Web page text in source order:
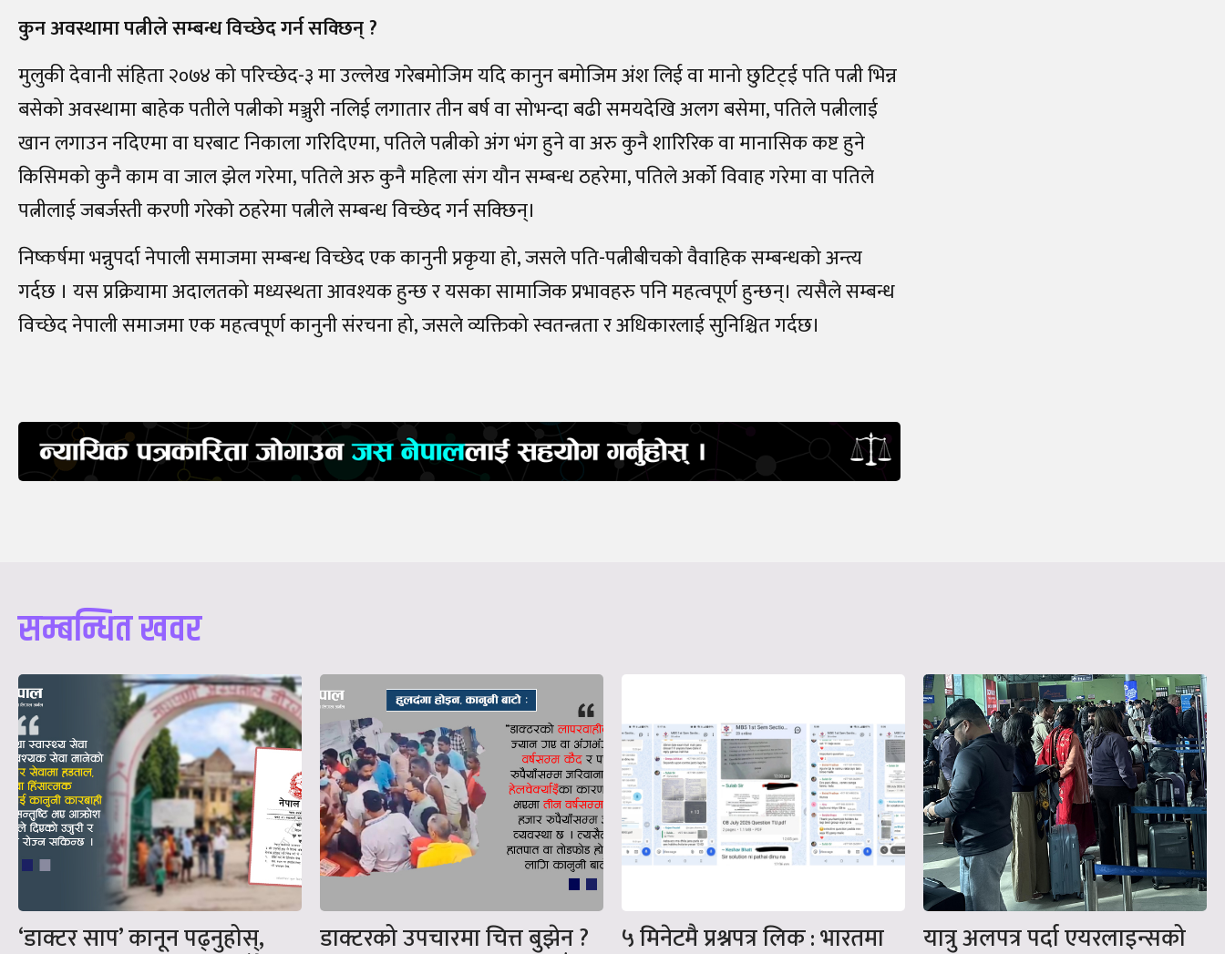
कुन अवस्थामा पत्नीले सम्बन्ध विच्छेद गर्न सक्छिन्?
मुलुकी देवानी संहिता २०७४ को परिच्छेद-३ मा उल्लेख गरेबमोजिम यदि कानुन बमोजिम अंश लिई वा मानो छुटिट्ई पति पत्नी भिन्न
बसेको अवस्थामा बाहेक पतीले पत्नीको मञ्जुरी नलिई लगातार तीन बर्ष वा सोभन्दा बढी समयदेखि अलग बसेमा, पतिले पत्नीलाई
खान लगाउन नदिएमा वा घरबाट निकाला गरिदिएमा, पतिले पत्नीको अंग भंग हुने वा अरु कुनै शारिरिक वा मानासिक कष्ट हुने
किसिमको कुनै काम वा जाल झेल गरेमा, पतिले अरु कुनै महिला संग यौन सम्बन्ध ठहरेमा, पतिले अर्को विवाह गरेमा वा पतिले
पत्नीलाई जबर्जस्ती करणी गरेको ठहरेमा पत्नीले सम्बन्ध विच्छेद गर्न सक्छिन्।
निष्कर्षमा भन्नुपर्दा नेपाली समाजमा सम्बन्ध विच्छेद एक कानुनी प्रकृया हो, जसले पति-पत्नीबीचको वैवाहिक सम्बन्धको अन्त्य
गर्दछ । यस प्रक्रियामा अदालतको मध्यस्थता आवश्यक हुन्छ र यसका सामाजिक प्रभावहरु पनि महत्वपूर्ण हुन्छन्। त्यसैले सम्बन्ध
विच्छेद नेपाली समाजमा एक महत्वपूर्ण कानुनी संरचना हो, जसले व्यक्तिको स्वतन्त्रता र अधिकारलाई सुनिश्चित गर्दछ।
सम्बन्धित खवर
‘डाक्टर साप’ कानून पढ्नुहोस्, डाक्टरको उपचारमा चित्त बुझेन ? ५ मिनेटमै प्रश्नपत्र लिक : भारतमा यात्रु अलपत्र पर्दा एयरलाइन्सको